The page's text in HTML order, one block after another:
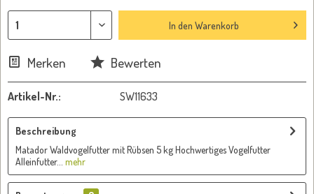
In den Warenkorb
Merken Bewerten
Artikel-Nr.: SW11633
Beschreibung
Matador Waldvogelfutter mit Rübsen 5 kg Hochwertiges Vogelfutter
Alleinfutter...
mehr